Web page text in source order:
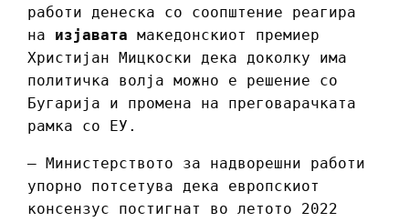
работи денеска со соопштение реагира
на изјавата македонскиот премиер
Христијан Мицкоски дека доколку има
политичка волја можно е решение со
Бугарија и промена на преговарачката
рамка со ЕУ.
– Министерството за надворешни работи
упорно потсетува дека европскиот
консензус постигнат во летото 2022